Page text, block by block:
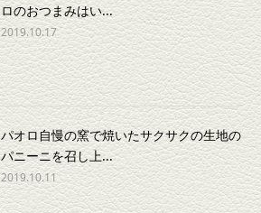
ロのおつまみはい...
2019.10.17
パオロ自慢の窯で焼いたサクサクの生地の
パニーニを召し上...
2019.10.11